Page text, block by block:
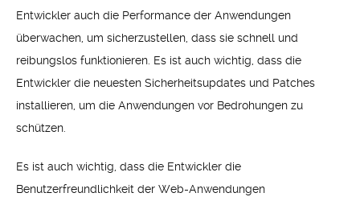
Entwickler auch die Performance der Anwendungen
überwachen, um sicherzustellen, dass sie schnell und
reibungslos funktionieren. Es ist auch wichtig, dass die
Entwickler die neuesten Sicherheitsupdates und Patches
installieren, um die Anwendungen vor Bedrohungen zu
schützen.
Es ist auch wichtig, dass die Entwickler die
Benutzerfreundlichkeit der Web-Anwendungen